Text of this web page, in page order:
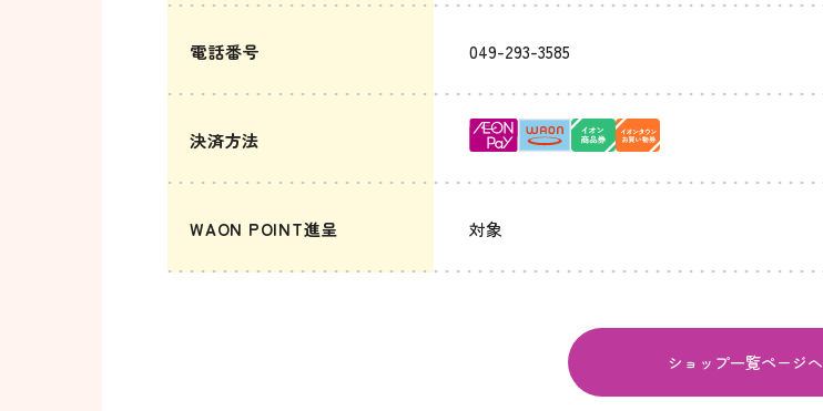
電話番号 049-293-3585
決済方法
WAON POINT進呈 対象
ショップ一覧ページへ